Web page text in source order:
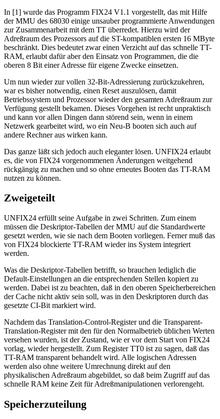
In [1] wurde das Programm FIX24 V1.1 vorgestellt, das mit Hilfe
der MMU des 68030 einige unsauber programmierte Anwendungen
zur Zusammenarbeit mit dem TT überredet. Hierzu wird der
Adreßraum des Prozessors auf die ST-kompatiblen ersten 16 MByte
beschränkt. Dies bedeutet zwar einen Verzicht auf das schnelle TT-
RAM, erlaubt dafür aber den Einsatz von Programmen, die die
oberen 8 Bit einer Adresse für eigene Zwecke einsetzen.
Um nun wieder zur vollen 32-Bit-Adressierung zurückzukehren,
war es bisher notwendig, einen Reset auszulösen, damit
Betriebssystem und Prozessor wieder den gesamten Adreßraum zur
Verfügung gestellt bekamen. Dieses Vorgehen ist recht unpraktisch
und kann vor allen Dingen dann störend sein, wenn in einem
Netzwerk gearbeitet wird, wo ein Neu-B booten sich auch auf
andere Rechner aus wirken kann.
Das ganze läßt sich jedoch auch eleganter lösen. UNFIX24 erlaubt
es, die von FIX24 vorgenommenen Änderungen weitgehend
rückgängig zu machen und so ohne erneutes Booten das TT-RAM
nutzen zu können.
Zweigeteilt
UNFIX24 erfüllt seine Aufgabe in zwei Schritten. Zum einem
müssen die Deskriptor-Tabellen der MMU auf die Standardwerte
gesetzt werden, wie sie nach dem Booten vorliegen. Ferner muß das
von FIX24 blockierte TT-RAM wieder ins System integriert
werden.
Was die Deskriptor-Tabellen betrifft, so brauchen lediglich die
Default-Einstellungen an die entsprechenden Stellen kopiert zu
werden. Dabei ist zu beachten, daß in den oberen Speicherbereichen
der Cache nicht aktiv sein soll, was in den Deskriptoren durch das
gesetzte CI-Bit markiert wird.
Nachdem das Translation-Control-Register und die Transparent-
Translation-Register mit den für den Normalbetrieb üblichen Werten
versehen wurden, ist der Zustand, wie er vor dem Start von FIX24
vorlag, wieder hergestellt. Zum Register TT0 ist zu sagen, daß das
TT-RAM transparent behandelt wird. Alle logischen Adressen
werden also ohne weitere Umrechnung direkt auf den
physikalischen Adreßraum abgebildet, so daß beim Zugriff auf das
schnelle RAM keine Zeit für Adreßmanipulationen verlorengeht.
Speicherzuteilung